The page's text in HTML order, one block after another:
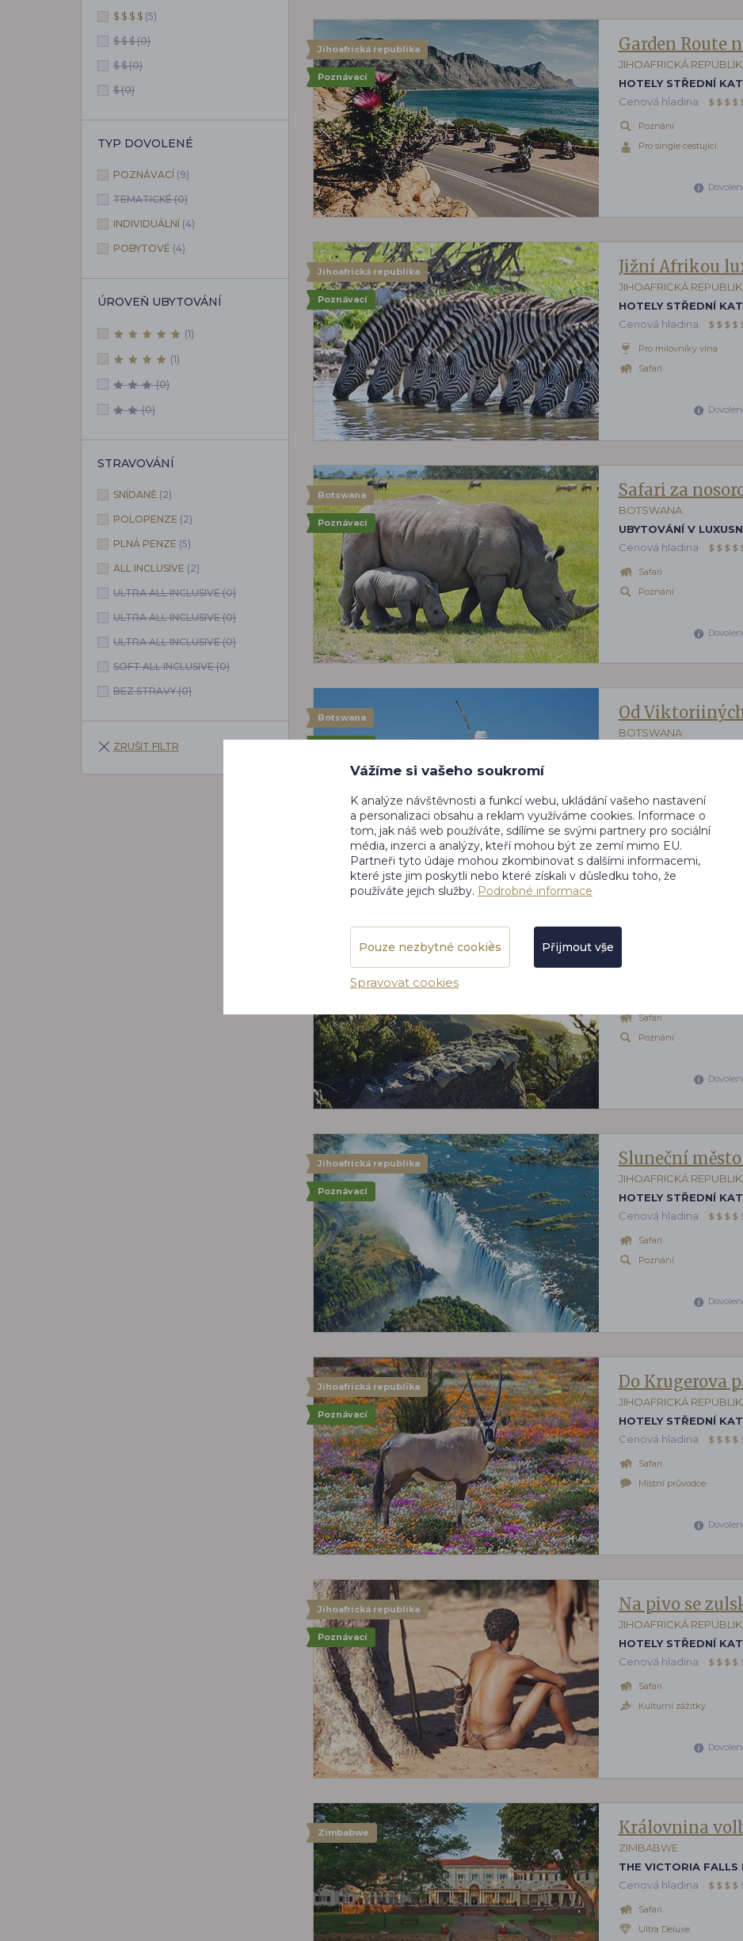
$ $ $ $ (5)
$ $ $(0)
$ $(0)
$(0)
TYP DOVOLENÉ
POZNÁVACÍ (9)
TEMATICKÉ(0)
INDIVIDUÁLNÍ (4)
POBYTOVÉ (4)
ÚROVEŇ UBYTOVÁNÍ
(1)
(1)
(0)
(0)
STRAVOVÁNÍ
SNÍDANĚ (2)
POLOPENZE (2)
PLNÁ PENZE (5)
ALL INCLUSIVE (2)
ULTRA ALL INCLUSIVE(0)
ULTRA ALL INCLUSIVE(0)
ULTRA ALL INCLUSIVE(0)
SOFT ALL INCLUSIVE(0)
BEZ STRAVY(0)
ZRUŠIT FILTR
Jihoafrická republika
Poznávací
Garden Route
JIHOAFRICKÁ
HOTELY STŘEDNÍ
Cenová hladina
$ $ $ $
Poznání
Pro single cestující
Jihoafrická republika
Poznávací
Jižní Afrikou
JIHOAFRICKÁ
HOTELY STŘEDNÍ
Cenová hladina
$ $ $ $
Pro milovníky vína
Safari
Botswana
Poznávací
Safari za
BOTSWANA
UBYTOVÁNÍ V
Cenová hladina
$ $ $ $
Safari
Poznání
Botswana Od
BOTSWANA
Gastronomické zážitky
Safari
Poznávací
Zářivé hvězdy
Safari
Poznání
Jihoafrická republika
Poznávací
Sluneční
JIHOAFRICKÁ
HOTELY STŘEDNÍ
Cenová hladina
$ $ $ $
Safari
Poznání
Jihoafrická republika
Poznávací
Do Krugerova
JIHOAFRICKÁ
HOTELY STŘEDNÍ
Cenová hladina
$ $ $ $
Safari
Místní průvodce
Jihoafrická republika
Poznávací
Na pivo se
JIHOAFRICKÁ
HOTELY STŘEDNÍ
Cenová hladina
$ $ $ $
Safari
Kulturní zážitky
Zimbabwe Královnina
ZIMBABWE
THE VICTORIA FALLS
Cenová hladina
$ $ $ $
Safari
Ultra Deluxe
Vážíme si vašeho soukromí
K analýze návštěvnosti a funkcí webu, ukládání vašeho nastavení
a personalizaci obsahu a reklam využíváme cookies. Informace o
tom, jak náš web používáte, sdílíme se svými partnery pro sociální
média, inzerci a analýzy, kteří mohou být ze zemí mimo EU.
Partneři tyto údaje mohou zkombinovat s dalšími informacemi,
které jste jim poskytli nebo které získali v důsledku toho, že
používáte jejich služby. Podrobné informace
Pouze nezbytné cookies Přijmout vše
Spravovat cookies